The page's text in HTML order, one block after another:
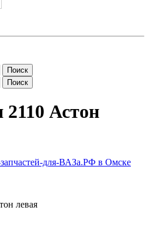
Поиск
Поиск
2110 Астон
для-ВАЗа.РФ в Омске
левая